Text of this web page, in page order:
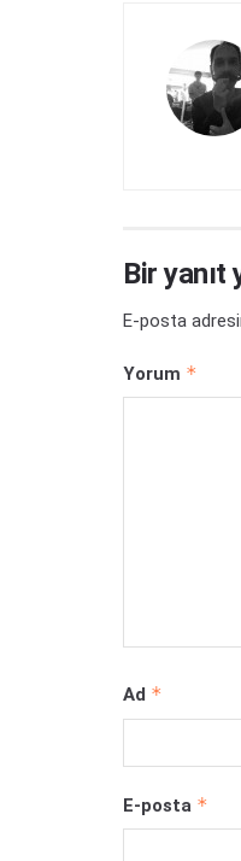
Bir yanıt
E-posta
Yorum *
Ad *
E-posta *